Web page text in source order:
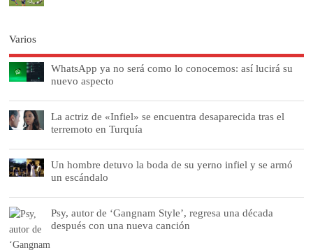
Varios
WhatsApp ya no será como lo conocemos: así lucirá su
nuevo aspecto
La actriz de «Infiel» se encuentra desaparecida tras el
terremoto en Turquía
Un hombre detuvo la boda de su yerno infiel y se armó
un escándalo
Psy, autor de ‘Gangnam Style’, regresa una década
después con una nueva canción